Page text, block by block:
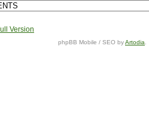
Version
phpBB Mobile / SEO byArtodia